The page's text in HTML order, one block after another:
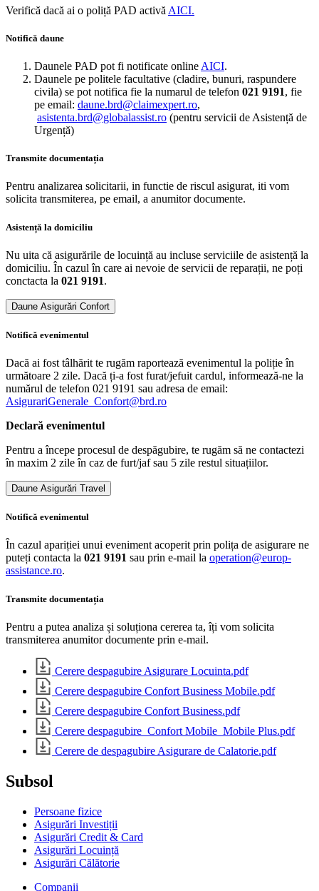
Verifică dacă ai o poliță PAD activă AICI.
Notifică​ daune
Daunele PAD pot fi notificate online AICI.
Daunele pe politele facultative (cladire, bunuri, raspundere
civila) se pot notifica fie la numarul de telefon 021 9191, fie
pe email: daune.brd@claimexpert.ro,
asistenta.brd@globalassist.ro (pentru servicii de Asistență de
Urgență)
Transmite documentația
Pentru analizarea solicitarii, in functie de riscul asigurat, iti vom
solicita transmiterea, pe email, a anumitor documente.
Asistență la domiciliu
Nu uita că asigurările de locuință au incluse serviciile de asistență la
domiciliu. În cazul în care ai nevoie de servicii de reparații, ne poți
conctacta la 021 9191.
Daune Asigurări Confort
Notifică​ evenimentul
Dacă ai fost tâlhărit te rugăm raportează evenimentul la poliție în
următoare 2 zile. Dacă ți-a fost furat/jefuit cardul, informează-ne la
numărul de telefon 021 9191 sau adresa de email:
AsigurariGenerale_Confort@brd.ro
Declară​ evenimentul
Pentru a începe procesul de despăgubire, te rugăm să ne contactezi
în maxim 2 zile în caz de furt/jaf sau 5 zile restul situațiilor.
Daune Asigurări Travel
Notifică​ evenimentul
În cazul apariției unui eveniment acoperit prin polița de asigurare ne
puteți contacta la 021 9191 sau prin e-mail la operation@europ-
assistance.ro.
Transmite documentația
Pentru a putea analiza și soluționa cererea ta, îți vom solicita
transmiterea anumitor documente prin e-mail.
Cerere despagubire Asigurare Locuinta.pdf
Cerere despagubire Confort Business Mobile.pdf
Cerere despagubire Confort Business.pdf
Cerere despagubire_Confort Mobile_Mobile Plus.pdf
Cerere de despagubire Asigurare de Calatorie.pdf
Subsol
Persoane fizice
Asigurări Investiții
Asigurări Credit & Card
Asigurări Locuință
Asigurări Călătorie
Companii